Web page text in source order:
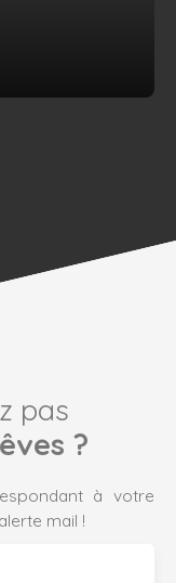
pas
?
à votre
mail !